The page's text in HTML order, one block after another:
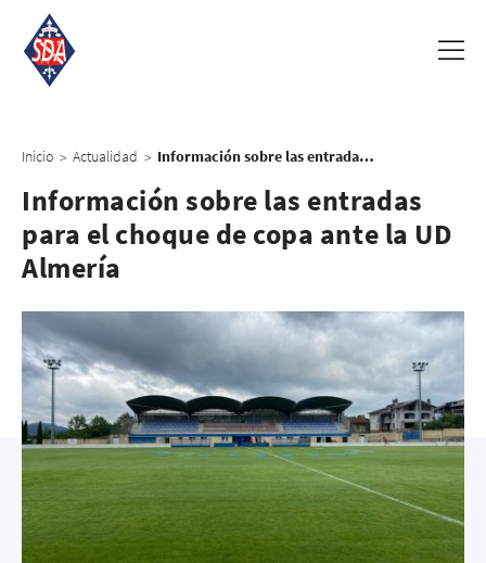
Inicio > Actualidad > Información sobre las entradas para el choque de copa ante la UD Almería
Información sobre las entradas
para el choque de copa ante la UD
Almería